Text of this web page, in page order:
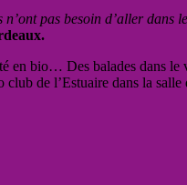
pas besoin d’aller dans
en bio… Des balades dans
de l’Estuaire dans la